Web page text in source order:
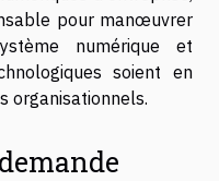
pour manœuvrer
numérique et
soient en
organisationnels.